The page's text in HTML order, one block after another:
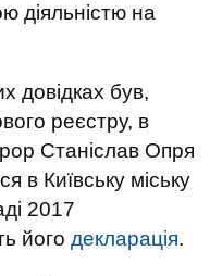
діяльністю на
довідках був,
реєстру, в
Станіслав Опря
в Київську міську
2017
його декларація.